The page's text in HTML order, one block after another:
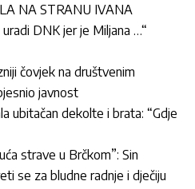
NA STRANU IVANA
DNK jer je Miljana …“
čovjek na društvenim
javnost
ubitačan dekolte i brata: “Gdje
strave u Brčkom”: Sin
se za bludne radnje i dječiju